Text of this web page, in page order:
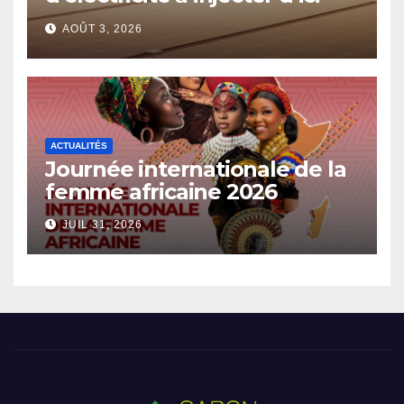
2030
AOÛT 3, 2026
ACTUALITÉS
Journée internationale de la
femme africaine 2026
JUIL 31, 2026